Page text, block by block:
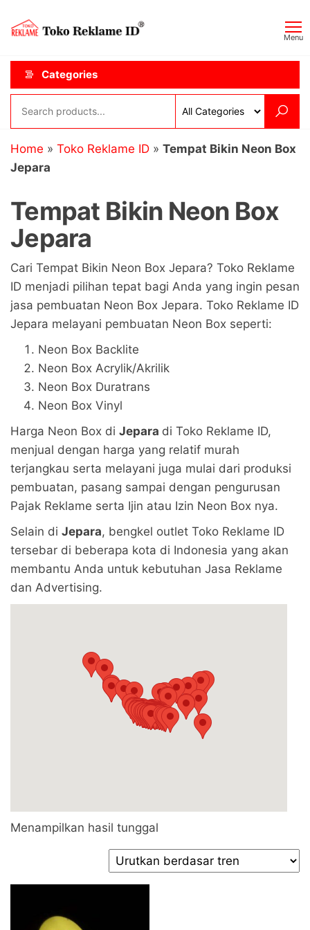
content
ID
Menu
Categories
Home » Toko Reklame ID » Tempat Bikin Neon Box
Jepara
Tempat Bikin Neon Box
Jepara
Cari Tempat Bikin Neon Box Jepara? Toko Reklame
ID menjadi pilihan tepat bagi Anda yang ingin pesan
jasa pembuatan Neon Box Jepara. Toko Reklame ID
Jepara melayani pembuatan Neon Box seperti:
Neon Box Backlite
Neon Box Acrylik/Akrilik
Neon Box Duratrans
Neon Box Vinyl
Harga Neon Box di Jepara di Toko Reklame ID,
menjual dengan harga yang relatif murah
terjangkau serta melayani juga mulai dari produksi
pembuatan, pasang sampai dengan pengurusan
Pajak Reklame serta Ijin atau Izin Neon Box nya.
Selain di Jepara, bengkel outlet Toko Reklame ID
tersebar di beberapa kota di Indonesia yang akan
membantu Anda untuk kebutuhan Jasa Reklame
dan Advertising.
Menampilkan hasil tunggal